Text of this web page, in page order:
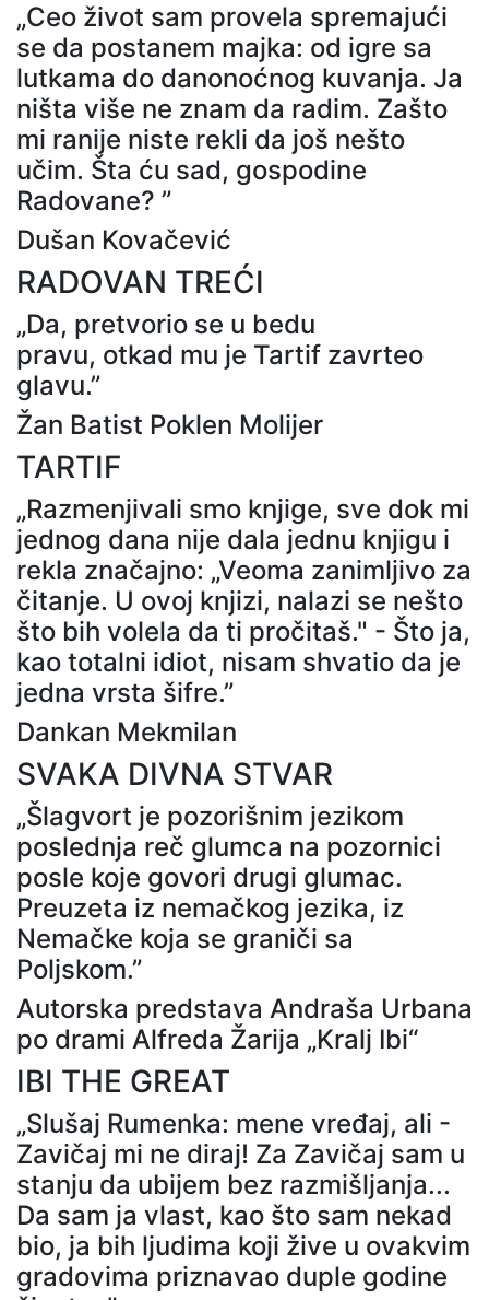
„Ceo život sam provela spremajući
se da postanem majka: od igre sa
lutkama do danonoćnog kuvanja. Ja
ništa više ne znam da radim. Zašto
mi ranije niste rekli da još nešto
učim. Šta ću sad, gospodine
Radovane? ”
Dušan Kovačević
RADOVAN TREĆI
„Da, pretvorio se u bedu
pravu, otkad mu je Tartif zavrteo
glavu.”
Žan Batist Poklen Molijer
TARTIF
„Razmenjivali smo knjige, sve dok mi
jednog dana nije dala jednu knjigu i
rekla značajno: „Veoma zanimljivo za
čitanje. U ovoj knjizi, nalazi se nešto
što bih volela da ti pročitaš." - Što ja,
kao totalni idiot, nisam shvatio da je
jedna vrsta šifre.”
Dankan Mekmilan
SVAKA DIVNA STVAR
„Šlagvort je pozorišnim jezikom
poslednja reč glumca na pozornici
posle koje govori drugi glumac.
Preuzeta iz nemačkog jezika, iz
Nemačke koja se graniči sa
Poljskom.”
Autorska predstava Andraša Urbana
po drami Alfreda Žarija „Kralj Ibi“
IBI THE GREAT
„Slušaj Rumenka: mene vređaj, ali -
Zavičaj mi ne diraj! Za Zavičaj sam u
stanju da ubijem bez razmišljanja...
Da sam ja vlast, kao što sam nekad
bio, ja bih ljudima koji žive u ovakvim
gradovima priznavao duple godine